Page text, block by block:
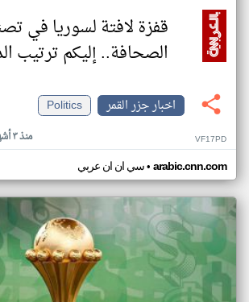
قفزة لافتة لسوريا في
الصحافة.. إليكم ترتيب
اخبار جزر القمر
Politics
منذ ٣ أشهر VF17PD
سي ان ان عربي• arabic.cnn.com